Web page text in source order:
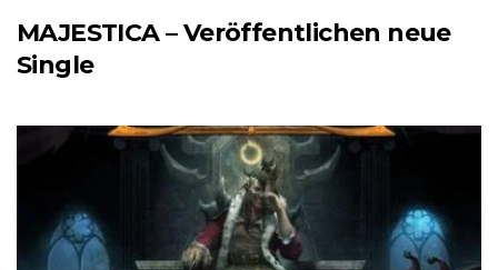
MAJESTICA – Veröffentlichen neue
Single